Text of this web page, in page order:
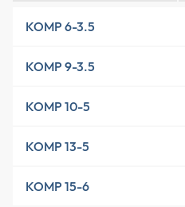
KOMP 6-3.5
KOMP 9-3.5
KOMP 10-5
KOMP 13-5
KOMP 15-6